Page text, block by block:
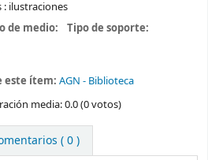
: ilustraciones
de medio:
Tipo de soporte:
este ítem: AGN - Biblioteca
media: 0.0 (0 votos)
( 0 )